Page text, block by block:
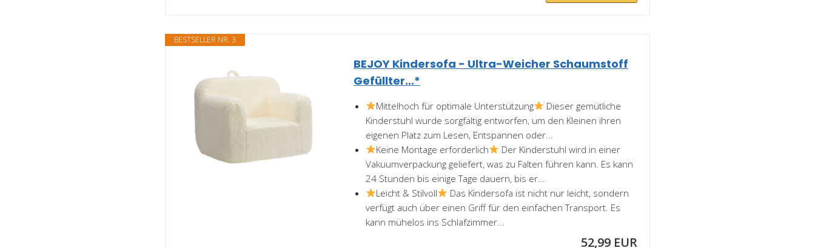
BESTSELLER NR. 3
BEJOY Kindersofa - Ultra-Weicher Schaumstoff
Gefüllter...*
Mittelhoch für optimale Unterstützung
Dieser gemütliche
Kinderstuhl wurde sorgfältig entworfen, um den Kleinen ihren
eigenen Platz zum Lesen, Entspannen oder...
Keine Montage erforderlich
Der Kinderstuhl wird in einer
Vakuumverpackung geliefert, was zu Falten führen kann. Es kann
24 Stunden bis einige Tage dauern, bis er...
Leicht & Stilvoll
Das Kindersofa ist nicht nur leicht, sondern
verfügt auch über einen Griff für den einfachen Transport. Es
kann mühelos ins Schlafzimmer...
52,99 EUR